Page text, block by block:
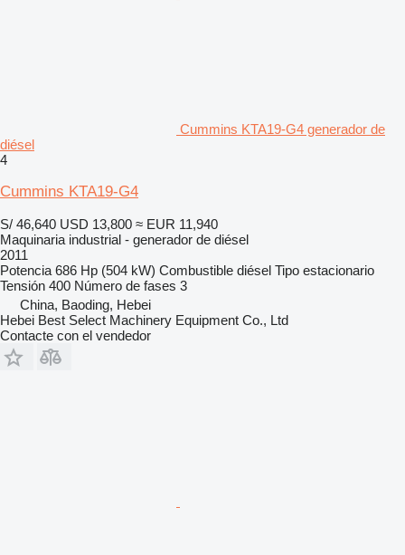
Cummins KTA19-G4 generador de
diésel
4
Cummins KTA19-G4
S/ 46,640 USD 13,800 ≈ EUR 11,940
Maquinaria industrial - generador de diésel
2011
Potencia 686 Hp (504 kW) Combustible diésel Tipo estacionario
Tensión 400 Número de fases 3
China, Baoding, Hebei
Hebei Best Select Machinery Equipment Co., Ltd
Contacte con el vendedor